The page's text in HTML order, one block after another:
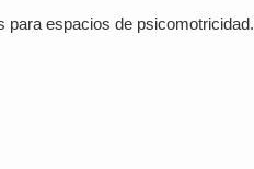
para espacios de psicomotricidad.